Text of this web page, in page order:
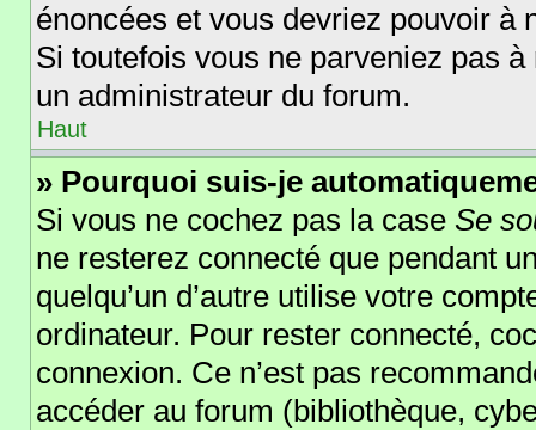
énoncées et vous devriez pouvoir à
Si toutefois vous ne parveniez pas
un administrateur du forum.
Haut
» Pourquoi suis-je
Si vous ne cochez pas la case Se
ne resterez connecté que pendant
quelqu’un d’autre utilise votre
ordinateur. Pour rester connecté,
connexion. Ce n’est pas
accéder au forum (bibliothèque,